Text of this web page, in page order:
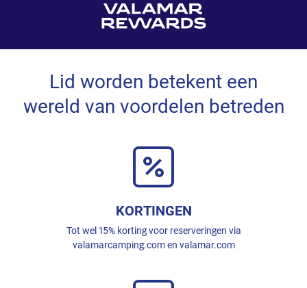
Lid worden betekent een
wereld van voordelen betreden
KORTINGEN
Tot wel 15% korting voor reserveringen via
valamarcamping.com en valamar.com